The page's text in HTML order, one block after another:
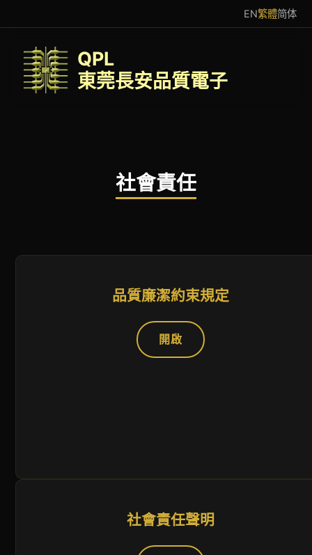
EN繁體简体
QPL
東莞長安品質電子
社會責任
品質廉潔約束規定
開啟
社會責任聲明